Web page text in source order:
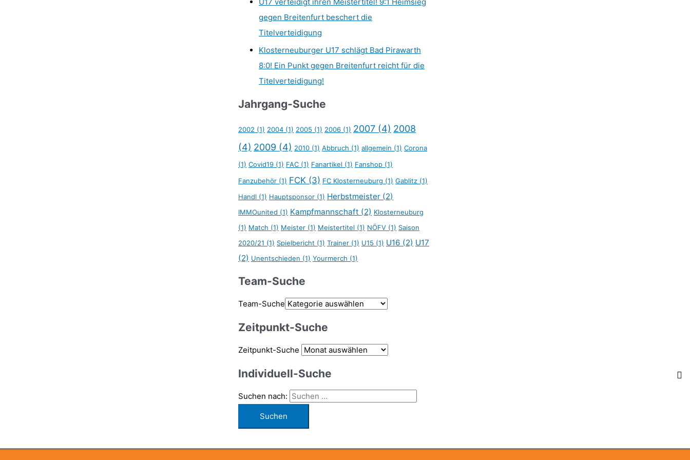
gegen Breitenfurt beschert die
Titelverteidigung
Klosterneuburger U17 schlägt Bad Pirawarth
8:0! Ein Punkt gegen Breitenfurt reicht für die
Titelverteidigung!
Jahrgang-Suche
2002 (1) 2004 (1) 2005 (1) 2006 (1) 2007 (4) 2008
(4) 2009 (4) 2010 (1) Abbruch (1) allgemein (1) Corona
(1) Covid19 (1) FAC (1) Fanartikel (1) Fanshop (1)
Fanzubehör (1) FCK (3) FC Klosterneuburg (1) Gablitz (1)
Handl (1) Hauptsponsor (1) Herbstmeister (2)
IMMOunited (1) Kampfmannschaft (2) Klosterneuburg
(1) Match (1) Meister (1) Meistertitel (1) NÖFV (1) Saison
2020/21 (1) Spielbericht (1) Trainer (1) U15 (1) U16 (2) U17
(2) Unentschieden (1) Yourmerch (1)
Team-Suche
Team-Suche
Zeitpunkt-Suche
Zeitpunkt-Suche
Individuell-Suche
Suchen nach: